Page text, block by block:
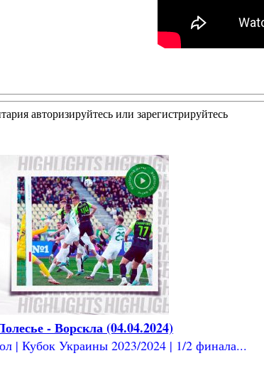
авторизируйтесь или зарегистрируйтесь
- Ворскла (04.04.2024)
| Кубок Украины 2023/2024 | 1/2 финала...